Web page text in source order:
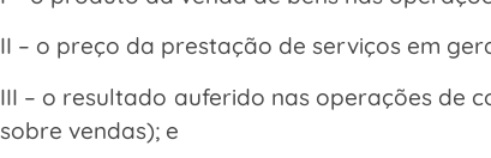
II – o preço da prestação de serviços em
III – o resultado auferido nas operações de
sobre vendas); e